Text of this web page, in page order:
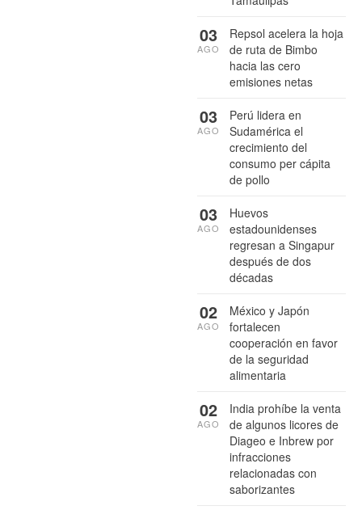
Repsol acelera la hoja
de ruta de Bimbo
hacia las cero
emisiones netas
03
AGO
Perú lidera en
Sudamérica el
crecimiento del
consumo per cápita
de pollo
03
AGO
Huevos
estadounidenses
regresan a Singapur
después de dos
décadas
03
AGO
México y Japón
fortalecen
cooperación en favor
de la seguridad
alimentaria
02
AGO
India prohíbe la venta
de algunos licores de
Diageo e Inbrew por
infracciones
relacionadas con
saborizantes
02
AGO